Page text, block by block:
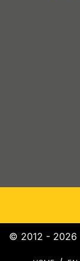
© 2012 - 2026